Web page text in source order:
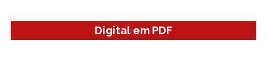
Digital em PDF